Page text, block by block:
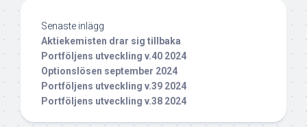
Senaste inlägg
Aktiekemisten drar sig tillbaka
Portföljens utveckling v.40 2024
Optionslösen september 2024
Portföljens utveckling v.39 2024
Portföljens utveckling v.38 2024